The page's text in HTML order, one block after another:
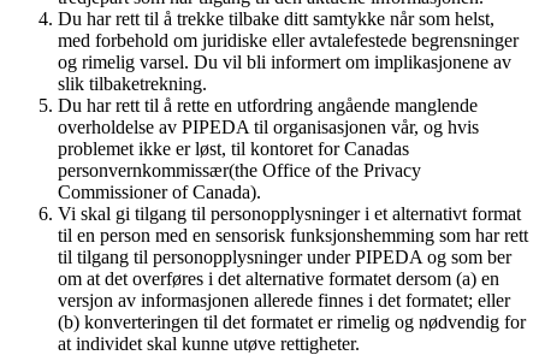
Du har rett til å trekke tilbake ditt samtykke når som helst,
med forbehold om juridiske eller avtalefestede begrensninger
og rimelig varsel. Du vil bli informert om implikasjonene av
slik tilbaketrekning.
Du har rett til å rette en utfordring angående manglende
overholdelse av PIPEDA til organisasjonen vår, og hvis
problemet ikke er løst, til kontoret for Canadas
personvernkommissær(the Office of the Privacy
Commissioner of Canada).
Vi skal gi tilgang til personopplysninger i et alternativt format
til en person med en sensorisk funksjonshemming som har rett
til tilgang til personopplysninger under PIPEDA og som ber
om at det overføres i det alternative formatet dersom (a) en
versjon av informasjonen allerede finnes i det formatet; eller
(b) konverteringen til det formatet er rimelig og nødvendig for
at individet skal kunne utøve rettigheter.